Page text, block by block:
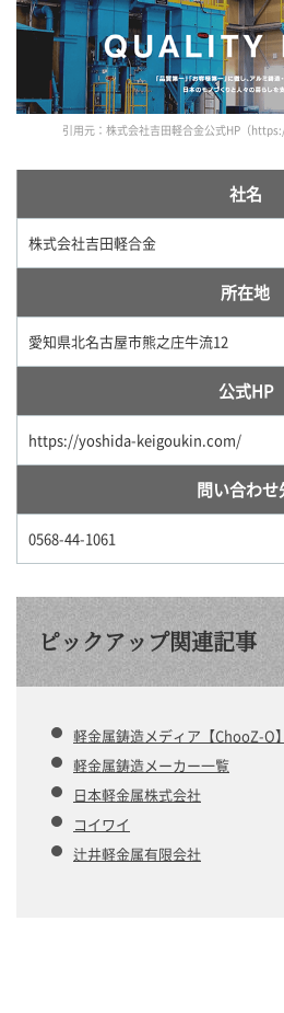
引用元：株式会社吉田軽合金公式HP（
社名
株式会社吉田軽合金
所在地
愛知県北名古屋市熊之庄牛流12
公式HP
https://yoshida-keigoukin.com/
問い合わせ
0568-44-1061
ピックアップ関連記事
軽金属鋳造メディア【ChooZ-O】
軽金属鋳造メーカー一覧
日本軽金属株式会社
コイワイ
辻井軽金属有限会社